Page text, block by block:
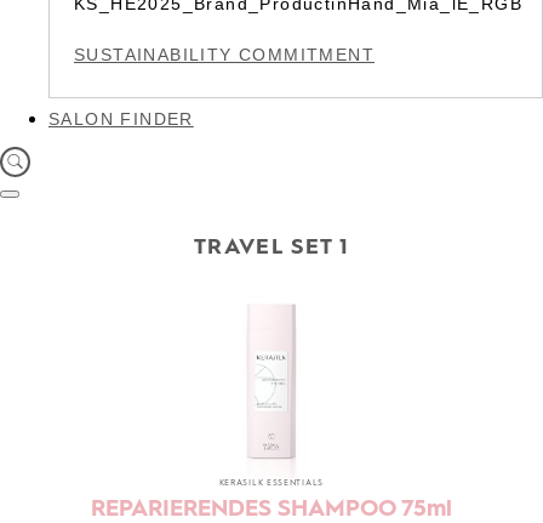
SUSTAINABILITY COMMITMENT
SALON FINDER
TRAVEL SET 1
KERASILK ESSENTIALS
REPARIERENDES SHAMPOO 75ml